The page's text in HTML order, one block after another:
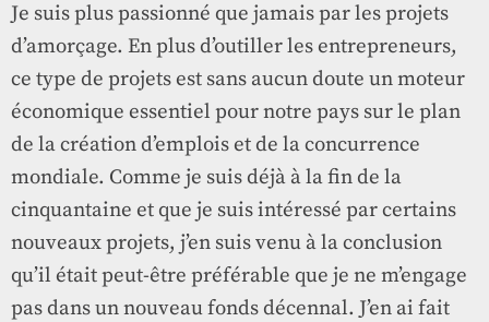
Je suis plus passionné que jamais par les projets
d’amorçage. En plus d’outiller les entrepreneurs,
ce type de projets est sans aucun doute un moteur
économique essentiel pour notre pays sur le plan
de la création d’emplois et de la concurrence
mondiale. Comme je suis déjà à la fin de la
cinquantaine et que je suis intéressé par certains
nouveaux projets, j’en suis venu à la conclusion
qu’il était peut-être préférable que je ne m’engage
pas dans un nouveau fonds décennal. J’en ai fait